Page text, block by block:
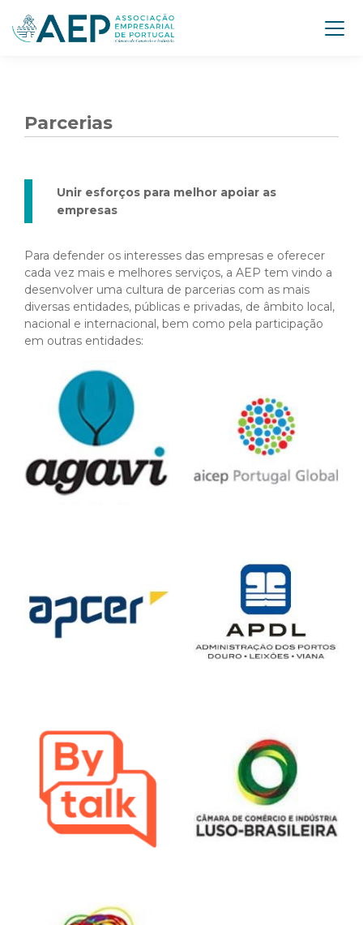
Parcerias
Unir esforços para melhor apoiar as
empresas
Para defender os interesses das empresas e oferecer
cada vez mais e melhores serviços, a AEP tem vindo a
desenvolver uma cultura de parcerias com as mais
diversas entidades, públicas e privadas, de âmbito local,
nacional e internacional, bem como pela participação
em outras entidades: